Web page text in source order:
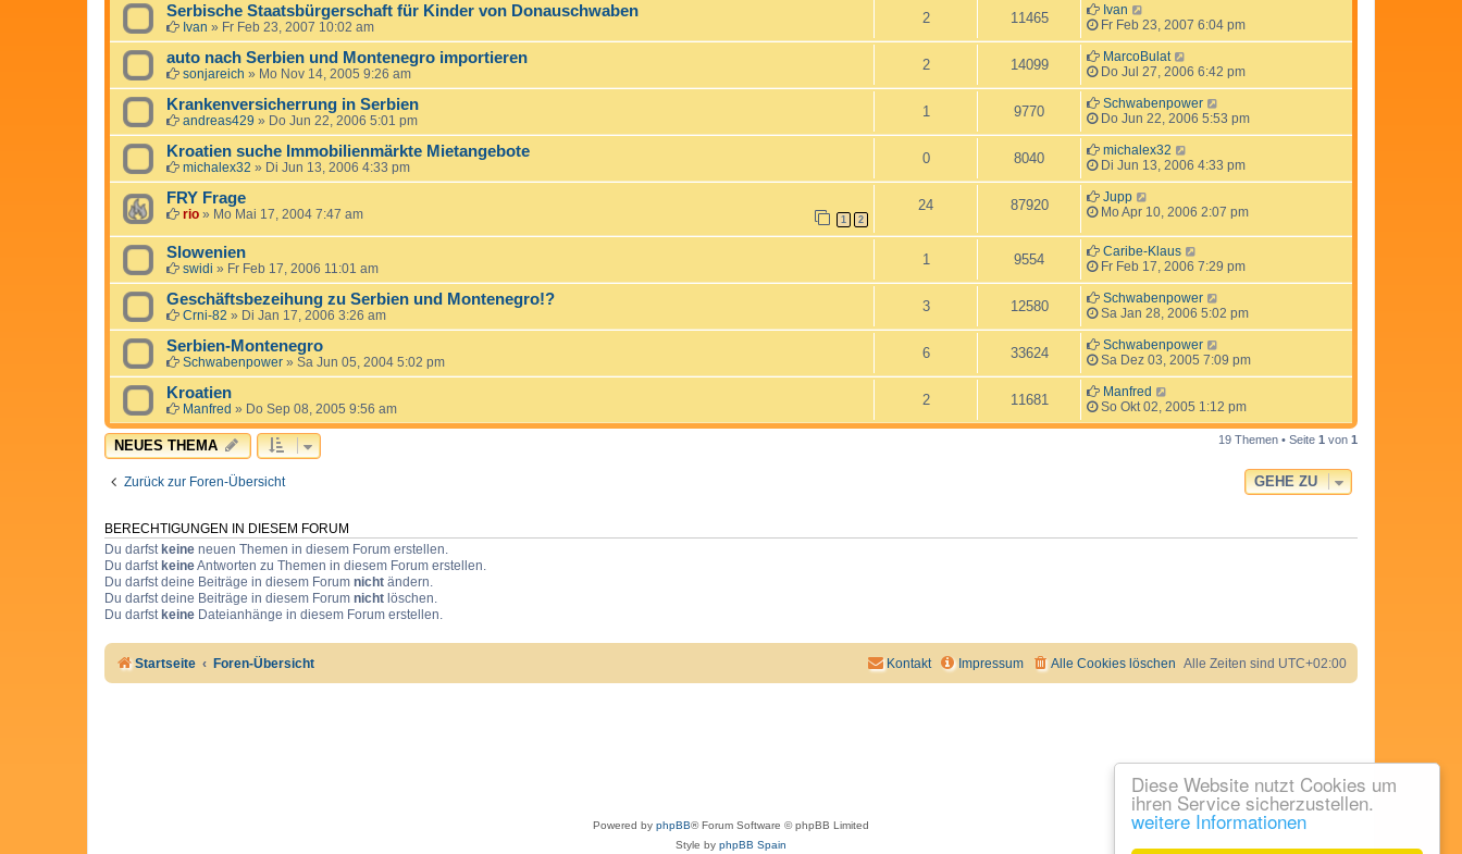
Diese Website nutzt Cookies um
ihren Service sicherzustellen.
weitere Informationen
Serbische Staatsbürgerschaft für Kinder von Donauschwaben
Ivan » Fr Feb 23, 2007 10:02 am
2 11465
Ivan
Fr Feb 23, 2007 6:04 pm
auto nach Serbien und Montenegro importieren
sonjareich » Mo Nov 14, 2005 9:26 am
2 14099
MarcoBulat
Do Jul 27, 2006 6:42 pm
Krankenversicherrung in Serbien
andreas429 » Do Jun 22, 2006 5:01 pm
1 9770
Schwabenpower
Do Jun 22, 2006 5:53 pm
Kroatien suche Immobilienmärkte Mietangebote
michalex32 » Di Jun 13, 2006 4:33 pm
0 8040
michalex32
Di Jun 13, 2006 4:33 pm
FRY Frage
rio » Mo Mai 17, 2004 7:47 am 1 2
24 87920
Jupp
Mo Apr 10, 2006 2:07 pm
Slowenien
swidi » Fr Feb 17, 2006 11:01 am
1 9554
Caribe-Klaus
Fr Feb 17, 2006 7:29 pm
Geschäftsbezeihung zu Serbien und Montenegro!?
Crni-82 » Di Jan 17, 2006 3:26 am
3 12580
Schwabenpower
Sa Jan 28, 2006 5:02 pm
Serbien-Montenegro
Schwabenpower » Sa Jun 05, 2004 5:02 pm
6 33624
Schwabenpower
Sa Dez 03, 2005 7:09 pm
Kroatien
Manfred » Do Sep 08, 2005 9:56 am
2 11681
Manfred
So Okt 02, 2005 1:12 pm
NEUES THEMA 19 Themen • Seite 1 von 1
Zurück zur Foren-Übersicht GEHE ZU
BERECHTIGUNGEN IN DIESEM FORUM
Du darfstkeine neuen Themen in diesem Forum erstellen.
Du darfstkeineAntworten zu Themen in diesem Forum erstellen.
Du darfst deine Beiträge in diesem Forum nicht ändern.
Du darfst deine Beiträge in diesem Forum nicht löschen.
Du darfstkeine Dateianhänge in diesem Forum erstellen.
Startseite Foren-Übersicht Alle Zeiten sind UTC+02:00
Alle Cookies löschen
Impressum
Kontakt
Powered by phpBB® Forum Software © phpBB Limited
Style by phpBB Spain